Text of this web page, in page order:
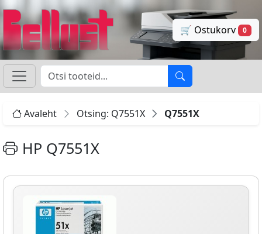
🛒 Ostukorv 0
Avaleht Otsing: Q7551X Q7551X
HP Q7551X